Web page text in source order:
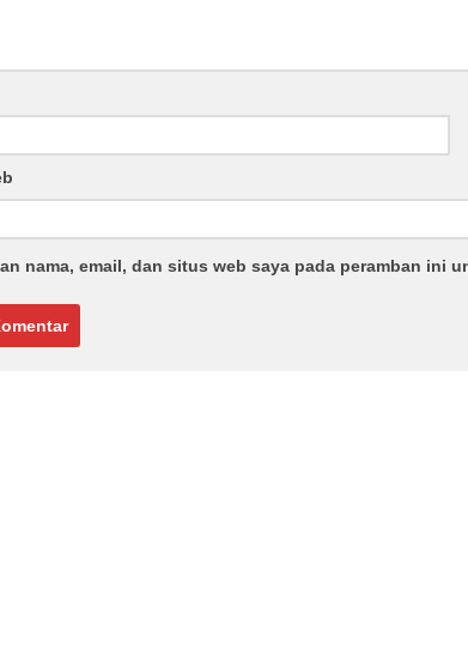
nama, email, dan situs web saya pada peramban ini